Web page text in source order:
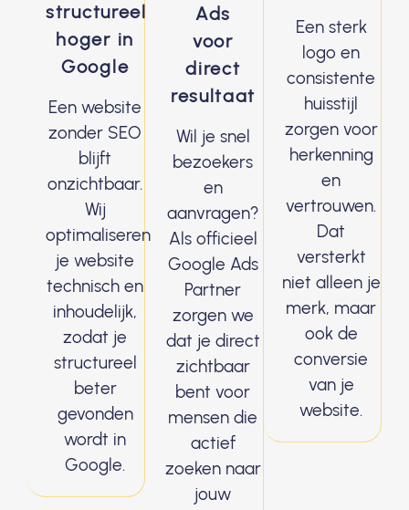
structureel
hoger in
Google
Een website
zonder SEO
blijft
onzichtbaar.
Wij
optimaliseren
je website
technisch en
inhoudelijk,
zodat je
structureel
beter
gevonden
wordt in
Google.
Ads
voor
direct
resultaat
Wil je snel
bezoekers
en
aanvragen?
Als officieel
Google Ads
Partner
zorgen we
dat je direct
zichtbaar
bent voor
mensen die
actief
zoeken naar
jouw
Een sterk
logo en
consistente
huisstijl
zorgen voor
herkenning
en
vertrouwen.
Dat
versterkt
niet alleen je
merk, maar
ook de
conversie
van je
website.